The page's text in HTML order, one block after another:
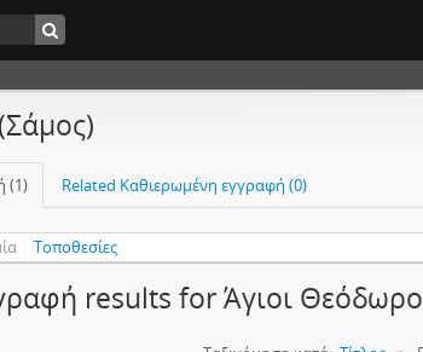
(1) Related Καθιερωμένη εγγραφή (0)
Τοποθεσίες
results for Άγιοι